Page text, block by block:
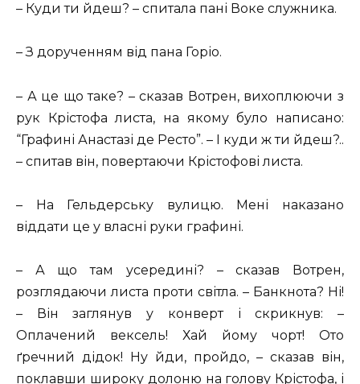
– Куди ти йдеш? – спитала пані Воке служника.
– З дорученням від пана Горіо.
– А це що таке? – сказав Вотрен, вихоплюючи з
рук Крістофа листа, на якому було написано:
“Графині Анастазі де Ресто”. – І куди ж ти йдеш?..
– спитав він, повертаючи Крістофові листа.
– На Гельдерську вулицю. Мені наказано
віддати це у власні руки графині.
– А що там усередині? – сказав Вотрен,
розглядаючи листа проти світла. – Банкнота? Ні!
– Він заглянув у конверт і скрикнув: –
Оплачений вексель! Хай йому чорт! Ото
ґречний дідок! Ну йди, пройдо, – сказав він,
поклавши широку долоню на голову Крістофа, і